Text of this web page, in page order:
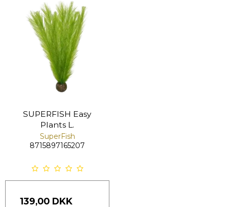
SUPERFISH Easy
Plants L.
SuperFish
8715897165207
139,00 DKK